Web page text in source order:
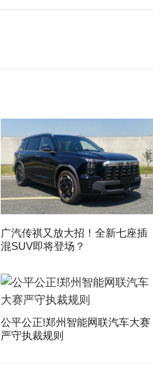
广汽传祺又放大招！全新七座插
混SUV即将登场？
公平公正!郑州智能网联汽车大赛
严守执裁规则